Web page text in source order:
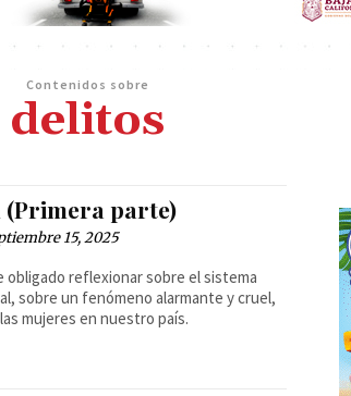
Contenidos sobre
delitos
parte)
15, 2025
obligado reflexionar sobre el sistema
sobre un fenómeno alarmante y cruel,
mujeres en nuestro país.